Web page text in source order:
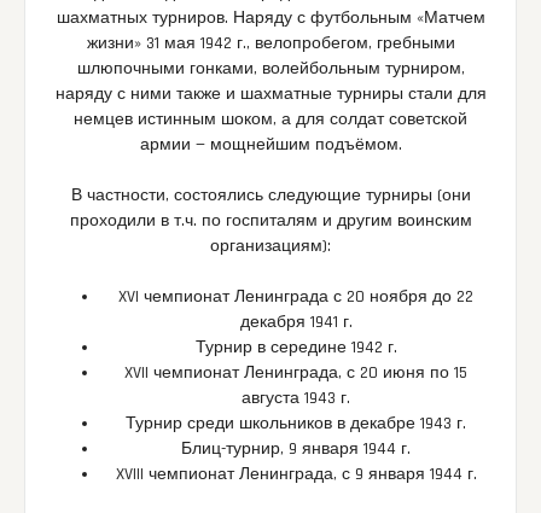
шахматных турниров. Наряду с футбольным «Матчем
жизни» 31 мая 1942 г., велопробегом, гребными
шлюпочными гонками, волейбольным турниром,
наряду с ними также и шахматные турниры стали для
немцев истинным шоком, а для солдат советской
армии — мощнейшим подъёмом.
В частности, состоялись следующие турниры (они
проходили в т.ч. по госпиталям и другим воинским
организациям):
XVI чемпионат Ленинграда с 20 ноября до 22
декабря 1941 г.
Турнир в середине 1942 г.
XVII чемпионат Ленинграда, с 20 июня по 15
августа 1943 г.
Турнир среди школьников в декабре 1943 г.
Блиц-турнир, 9 января 1944 г.
XVIII чемпионат Ленинграда, с 9 января 1944 г.